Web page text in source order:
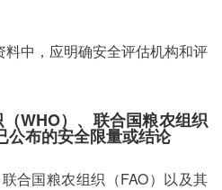
中，应明确安全评估机构和评
WHO）、联合国粮农组织
公布的安全限量或结论
合国粮农组织（FAO）以及其